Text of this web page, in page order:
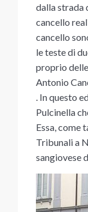
dalla strada
cancello
cancello
le teste di
proprio
Antonio
. In questo
Pulcinella
Essa, come
Tribunali a
sangiovese